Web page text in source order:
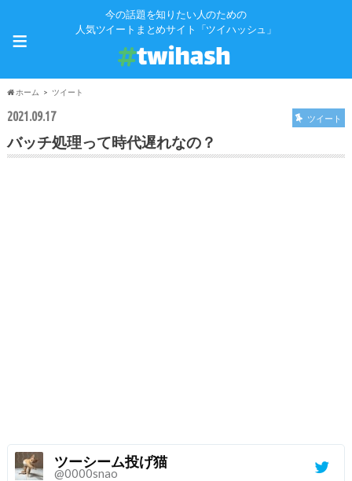
今の話題を知りたい人のための
人気ツイートまとめサイト「ツイハッシュ」
≡
ホーム ツイート
2021.09.17 ツイート
バッチ処理って時代遅れなの？
ツーシーム投げ猫
@0000snao